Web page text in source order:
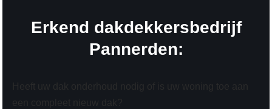
Erkend dakdekkersbedrijf
Pannerden:
Heeft uw dak onderhoud nodig of is uw woning toe aan
een compleet nieuw dak?